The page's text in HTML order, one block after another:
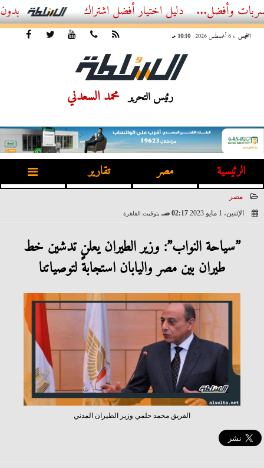
أفضل اشتراك IPTV بدون تقطيع 2026 – دليل المشاهد العصري
الخميس ، 6 أغسطس 2026 10:10 مـ
رئيس التحرير محمد السعدني
الرئيسية مصر تقارير
مصر
الإثنين، 1 مايو 2023
02:17 صـ بتوقيت القاهرة
”سياحة النواب”: وزير الطيران يعلن تدشين خط
طيران بين مصر واليابان استجابةً لتوصياتنا
الفريق محمد حلمي وزير الطيران المدني